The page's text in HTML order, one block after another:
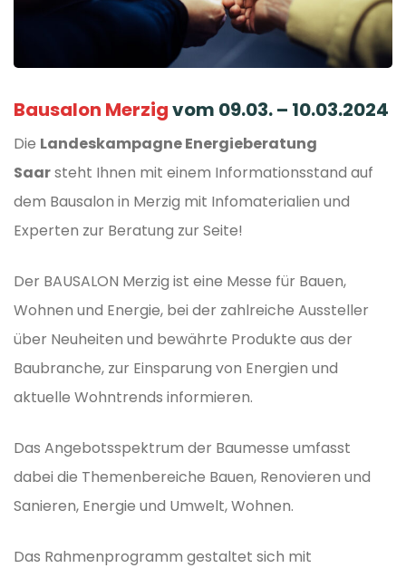
Bausalon Merzigvom 09.03. – 10.03.2024
Die Landeskampagne Energieberatung
Saarsteht Ihnen mit einem Informationsstand auf
dem Bausalon in Merzig mit Infomaterialien und
Experten zur Beratung zur Seite!
Der BAUSALON Merzig ist eine Messe für Bauen,
Wohnen und Energie, bei der zahlreiche Aussteller
über Neuheiten und bewährte Produkte aus der
Baubranche, zur Einsparung von Energien und
aktuelle Wohntrends informieren.
Das Angebotsspektrum der Baumesse umfasst
dabei die Themenbereiche Bauen, Renovieren und
Sanieren, Energie und Umwelt, Wohnen.
Das Rahmenprogramm gestaltet sich mit